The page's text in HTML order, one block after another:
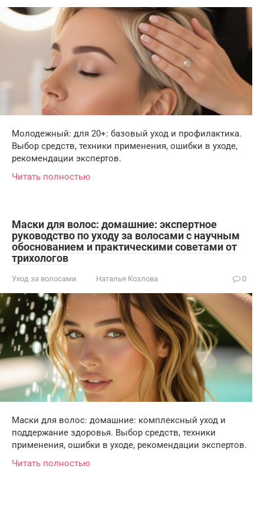
Молодежный: для 20+: базовый уход и профилактика.
Выбор средств, техники применения, ошибки в уходе,
рекомендации экспертов.
Читать полностью
Маски для волос: домашние: экспертное
руководство по уходу за волосами с научным
обоснованием и практическими советами от
трихологов
Уход за волосами Наталья Козлова 0
Маски для волос: домашние: комплексный уход и
поддержание здоровья. Выбор средств, техники
применения, ошибки в уходе, рекомендации экспертов.
Читать полностью